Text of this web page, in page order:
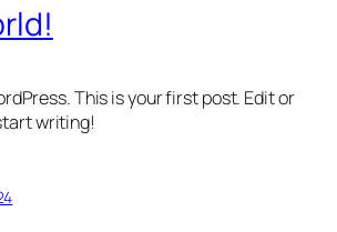
This is your first post. Edit or
writing!